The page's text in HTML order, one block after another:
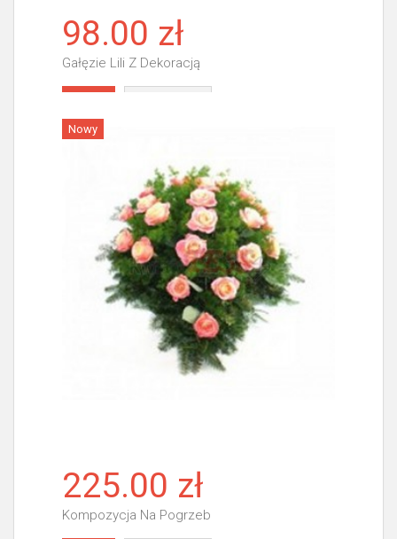
98.00 zł
Gałęzie Lili Z Dekoracją
Nowy
225.00 zł
Kompozycja Na Pogrzeb